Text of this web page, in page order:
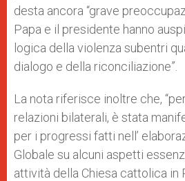
desta ancora “grave
Papa e il presidente hanno
logica della violenza subentri
dialogo e della riconciliazione”.
La nota riferisce inoltre che,
relazioni bilaterali, è stata
per i progressi fatti nell’
Globale su alcuni aspetti
attività della Chiesa cattolica in